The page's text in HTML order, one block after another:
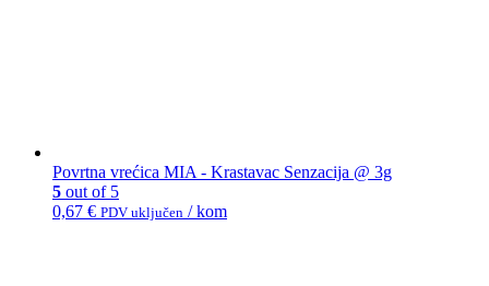
Povrtna vrećica MIA - Krastavac Senzacija @ 3g
5 out of 5
0,67 € PDV uključen / kom